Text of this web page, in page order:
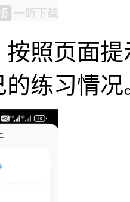
按照页面
练习情况